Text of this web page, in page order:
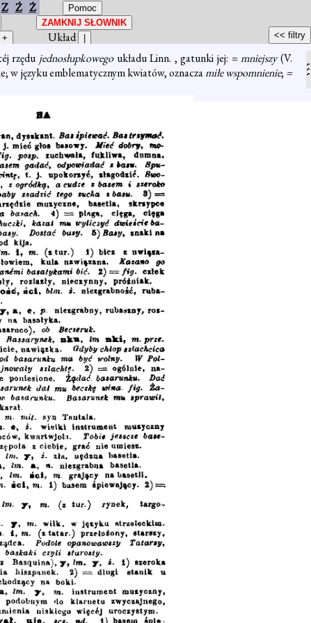
Z Ź Ż
Układ
rzędu jednosłupkowego układu Linn. , gatunki jej: =mniejszy(V.
w języku emblematycznym kwiatów, oznaczamiłe wspomnienie; =